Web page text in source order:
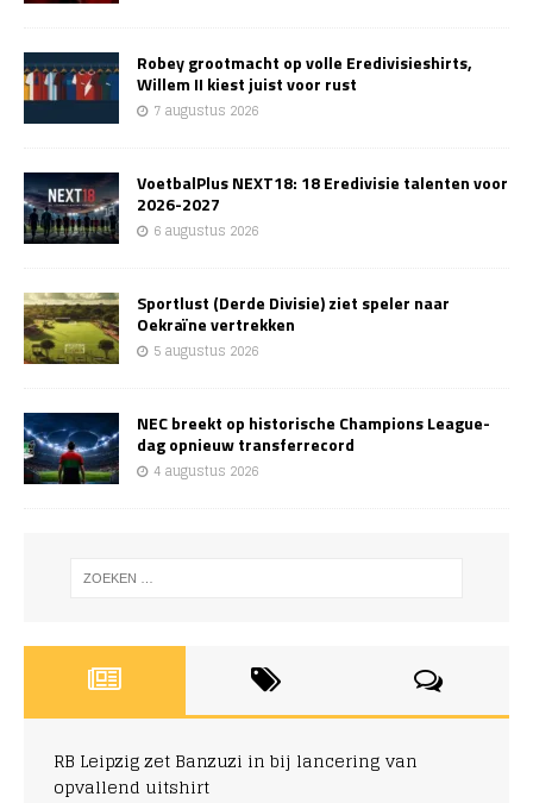
Robey grootmacht op volle Eredivisieshirts,
Willem II kiest juist voor rust
7 augustus 2026
VoetbalPlus NEXT18: 18 Eredivisie talenten voor
2026-2027
6 augustus 2026
Sportlust (Derde Divisie) ziet speler naar
Oekraïne vertrekken
5 augustus 2026
NEC breekt op historische Champions League-
dag opnieuw transferrecord
4 augustus 2026
RB Leipzig zet Banzuzi in bij lancering van
opvallend uitshirt